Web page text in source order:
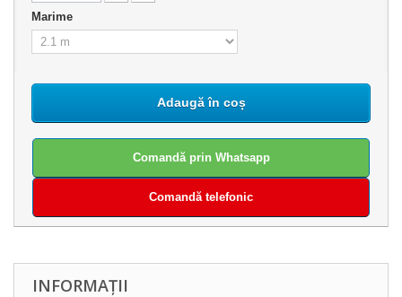
Marime
Adaugă în coș
Comandă prin Whatsapp
Comandă telefonic
INFORMAȚII